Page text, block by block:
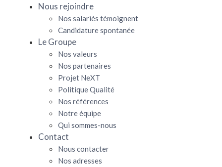
Nous rejoindre
Nos salariés témoignent
Candidature spontanée
Le Groupe
Nos valeurs
Nos partenaires
Projet NeXT
Politique Qualité
Nos références
Notre équipe
Qui sommes-nous
Contact
Nous contacter
Nos adresses